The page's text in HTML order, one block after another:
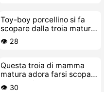
Toy-boy porcellino si fa
scopare dalla troia matura
pelosa e ninfomane
👁️ 28
Questa troia di mamma
matura adora farsi scopare
a cazzo duro e per ore
👁️ 30